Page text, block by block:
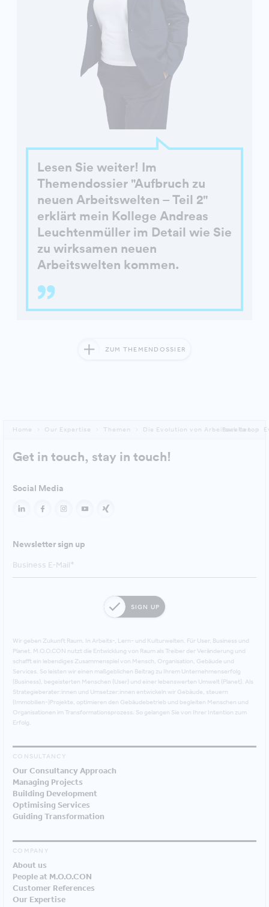
Lesen Sie weiter! Im
Themendossier "Aufbruch zu
neuen Arbeitswelten – Teil 2"
erklärt mein Kollege Andreas
Leuchtenmüller im Detail wie Sie
zu wirksamen neuen
Arbeitswelten kommen.
ZUM THEMENDOSSIER
Home Our Expertise Themen Die Evolution von Arbeitswelten
Back to top
Get in touch, stay in touch!
Social Media
Newsletter sign up
SIGN UP
Wir geben Zukunft Raum. In Arbeits-, Lern- und Kulturwelten. Für User, Business und
Planet. M.O.O.CON nutzt die Entwicklung von Raum als Treiber der Veränderung und
schafft ein lebendiges Zusammenspiel von Mensch, Organisation, Gebäude und
Services. So leisten wir einen maßgeblichen Beitrag zu Ihrem Unternehmenserfolg
(Business), begeisterten Menschen (User) und einer lebenswerten Umwelt (Planet). Als
Strategieberater:innen und Umsetzer:innen entwickeln wir Gebäude, steuern
(Immobilien-)Projekte, optimieren den Gebäudebetrieb und begleiten Menschen und
Organisationen im Transformationsprozess. So gelangen Sie von Ihrer Intention zum
Erfolg.
CONSULTANCY
Our Consultancy Approach
Managing Projects
Building Development
Optimising Services
Guiding Transformation
COMPANY
About us
People at M.O.O.CON
Customer References
Our Expertise